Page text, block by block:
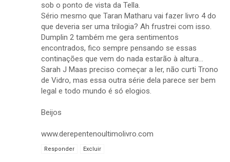
sob o ponto de vista da Tella.
Sério mesmo que Taran Matharu vai fazer livro 4 do
que deveria ser uma trilogia? Ah frustrei com isso.
Dumplin 2 também me gera sentimentos
encontrados, fico sempre pensando se essas
continações que vem do nada estarão à altura...
Sarah J Maas preciso começar a ler, não curti Trono
de Vidro, mas essa outra série dela parece ser bem
legal e todo mundo é só elogios.
Beijos
www.derepentenoultimolivro.com
Responder Excluir